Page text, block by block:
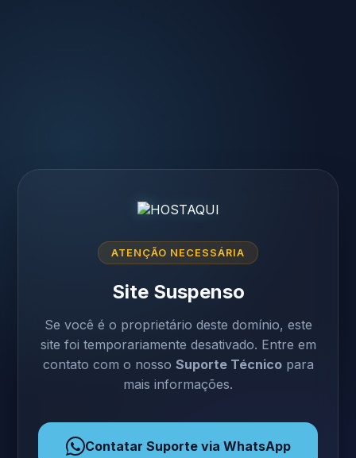
ATENÇÃO NECESSÁRIA
Site Suspenso
Se você é o proprietário deste domínio, este
site foi temporariamente desativado. Entre em
contato com o nosso Suporte Técnicopara
mais informações.
Contatar Suporte via WhatsApp